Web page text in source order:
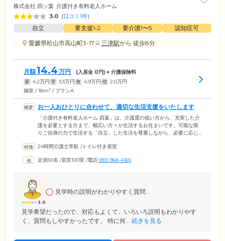
株式会社 四ッ葉 介護付き有料老人ホーム
3.0 (口コミ1件)
自立 要支援1•2 要介護1〜5
認知症可
愛媛県松山市高山町3-17
三津駅から 徒歩8分
月額14.4 万円 (入居金 0円) + 介護保険料
家 4.2万円 管 3.3万円 食 4.9万円 他 2.0万円
個室 / 18m2 / プランA
お一人おひとりに合わせて、適切な生活支援をいたします
「介護付き有料老人ホーム 四葉」は、介護度の低い方から、充実した介
護を必要とする方まで、幅広い方々が生活するお住まいです。可能な限
りご自身の力で生活する「自立」した生活を尊重しながら、必要に応じ
も、適切に支援いたします。ご入居者様それぞれのお部屋は、プライバ
のお時間を快適にお過ごしいただけます。また、ご入居のみなさまが集
24時間介護士常駐 /トイレ付き居室
定員50名 /居室100室 /電話089-968-4165
3.0
見学時の説明がわかりやすく質問...
見学希望だったので、対応もよくて、いろいろ説明もわかりやす
く、質問もしやすかったです。 特に何... 続きを見る